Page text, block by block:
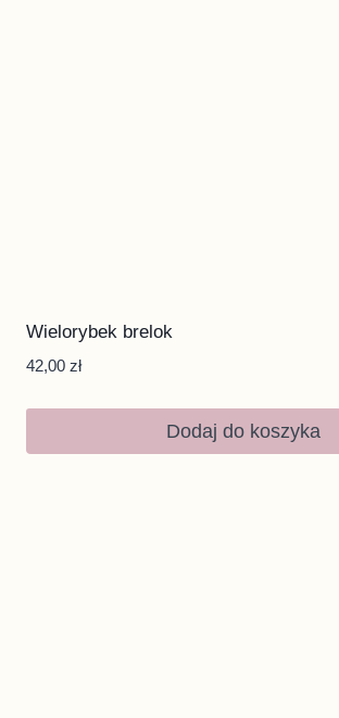
Wielorybek brelok
42,00 zł
Dodaj do koszyka